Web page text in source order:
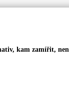
kam zamířit,